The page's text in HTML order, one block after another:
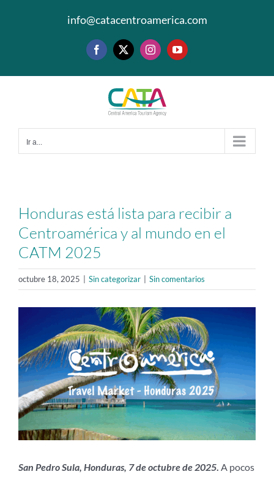
info@catacentroamerica.com
Facebook
X InstagramYouTube
Ir a...
Honduras está lista para recibir a
Centroamérica y al mundo en el
CATM 2025
octubre 18, 2025 | Sin categorizar | Sin comentarios
más
grande
San Pedro Sula, Honduras, 7 de octubre de 2025. A pocos